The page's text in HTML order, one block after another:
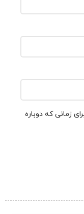
زمانی که دوباره